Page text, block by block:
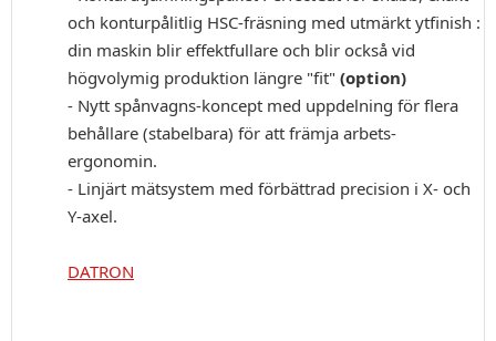
och konturpålitlig HSC-fräsning med utmärkt ytfinish :
din maskin blir effektfullare och blir också vid
högvolymig produktion längre "fit" (option)
- Nytt spånvagns-koncept med uppdelning för flera
behållare (stabelbara) för att främja arbets-
ergonomin.
- Linjärt mätsystem med förbättrad precision i X- och
Y-axel.
DATRON